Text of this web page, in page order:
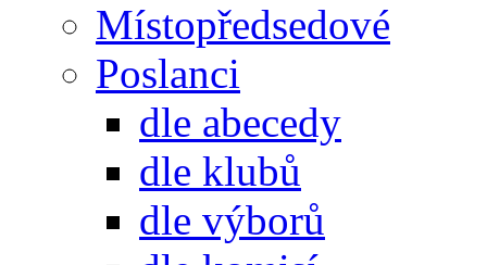
Místopředsedové
Poslanci
dle abecedy
dle klubů
dle výborů